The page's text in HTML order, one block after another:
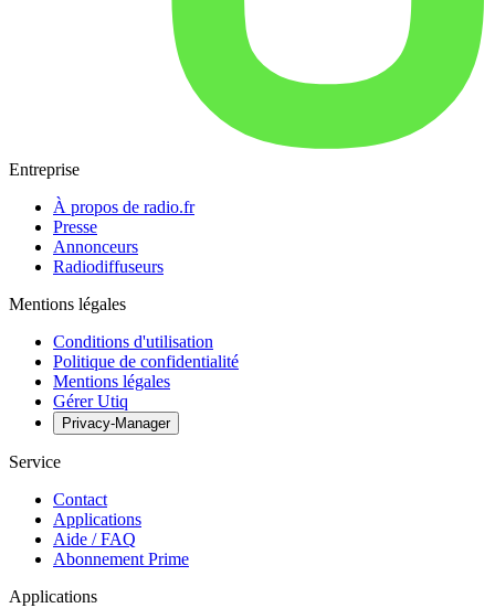
Entreprise
À propos de radio.fr
Presse
Annonceurs
Radiodiffuseurs
Mentions légales
Conditions d'utilisation
Politique de confidentialité
Mentions légales
Gérer Utiq
Privacy-Manager
Service
Contact
Applications
Aide / FAQ
Abonnement Prime
Applications